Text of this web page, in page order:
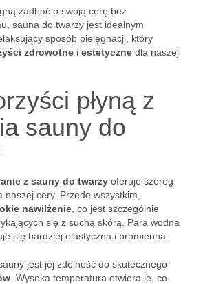
zadbać o swoją cerę bez
sauna do twarzy jest idealnym
sposób pielęgnacji, który
zdrowotne i estetyczne dla naszej
płyną z
sauny do
z sauny do twarzy oferuje szereg
naszej cery. Przede wszystkim,
nawilżenie , co jest szczególnie
się z suchą skórą. Para wodna
się bardziej elastyczna i promienna.
jest jej zdolność do skutecznego
. Wysoka temperatura otwiera je, co